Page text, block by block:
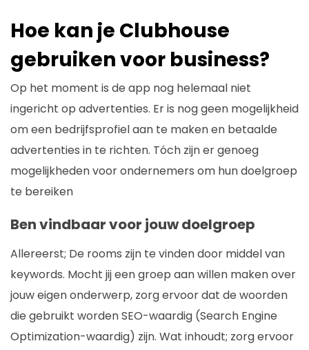
Hoe kan je Clubhouse
gebruiken voor business?
Op het moment is de app nog helemaal niet
ingericht op advertenties. Er is nog geen mogelijkheid
om een bedrijfsprofiel aan te maken en betaalde
advertenties in te richten. Tóch zijn er genoeg
mogelijkheden voor ondernemers om hun doelgroep
te bereiken
Ben vindbaar voor jouw doelgroep
Allereerst; De rooms zijn te vinden door middel van
keywords. Mocht jij een groep aan willen maken over
jouw eigen onderwerp, zorg ervoor dat de woorden
die gebruikt worden SEO-waardig (Search Engine
Optimization-waardig) zijn. Wat inhoudt; zorg ervoor